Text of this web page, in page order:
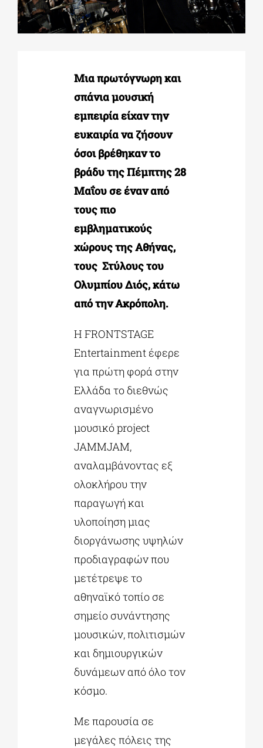
ΔΙΔΑΚΤΟΡΙΚΑ
ΕΚΠΑΙΔΕΥΤΙΚΑ ΙΔΡΥΜΑΤΑ
ΠΟΛΙΤΙΣΤΙΚΟΙ ΦΟΡΕΙΣ
Μια πρωτόγνωρη και
σπάνια μουσική
εμπειρία είχαν την
ευκαιρία να ζήσουν
όσοι βρέθηκαν το
βράδυ της Πέμπτης 28
Μαΐου σε έναν από
τους πιο
εμβληματικούς
χώρους της Αθήνας,
τους Στύλους του
Ολυμπίου Διός, κάτω
από την Ακρόπολη.
Η FRONTSTAGE
Entertainment έφερε
για πρώτη φορά στην
Ελλάδα το διεθνώς
αναγνωρισμένο
μουσικό project
JAMMJAM,
αναλαμβάνοντας εξ
ολοκλήρου την
παραγωγή και
υλοποίηση μιας
διοργάνωσης υψηλών
προδιαγραφών που
μετέτρεψε το
αθηναϊκό τοπίο σε
σημείο συνάντησης
μουσικών, πολιτισμών
και δημιουργικών
δυνάμεων από όλο τον
κόσμο.
Με παρουσία σε
μεγάλες πόλεις της